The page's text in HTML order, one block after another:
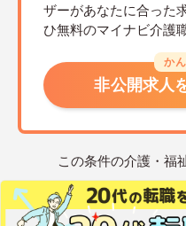
ザーがあなたに合った
ひ無料のマイナビ介護
か
非公開求人
この条件の介護・福